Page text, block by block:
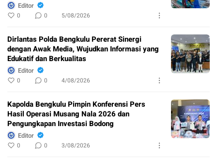
Editor
0 0 5/08/2026
Dirlantas Polda Bengkulu Pererat Sinergi
dengan Awak Media, Wujudkan Informasi yang
Edukatif dan Berkualitas
Editor
0 0 4/08/2026
Kapolda Bengkulu Pimpin Konferensi Pers
Hasil Operasi Musang Nala 2026 dan
Pengungkapan Investasi Bodong
Editor
0 0 3/08/2026